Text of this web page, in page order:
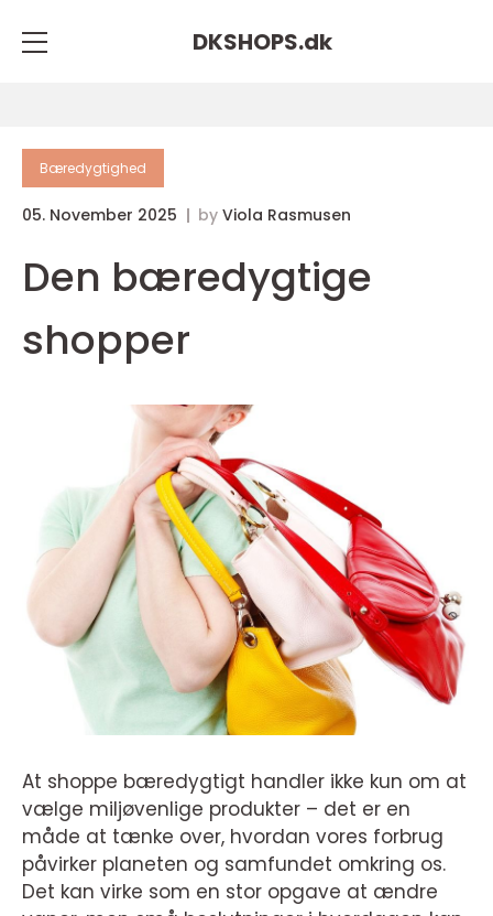
DKSHOPS.dk
Bæredygtighed
05. November 2025 by Viola Rasmusen
Den bæredygtige
shopper
At shoppe bæredygtigt handler ikke kun om at
vælge miljøvenlige produkter – det er en
måde at tænke over, hvordan vores forbrug
påvirker planeten og samfundet omkring os.
Det kan virke som en stor opgave at ændre